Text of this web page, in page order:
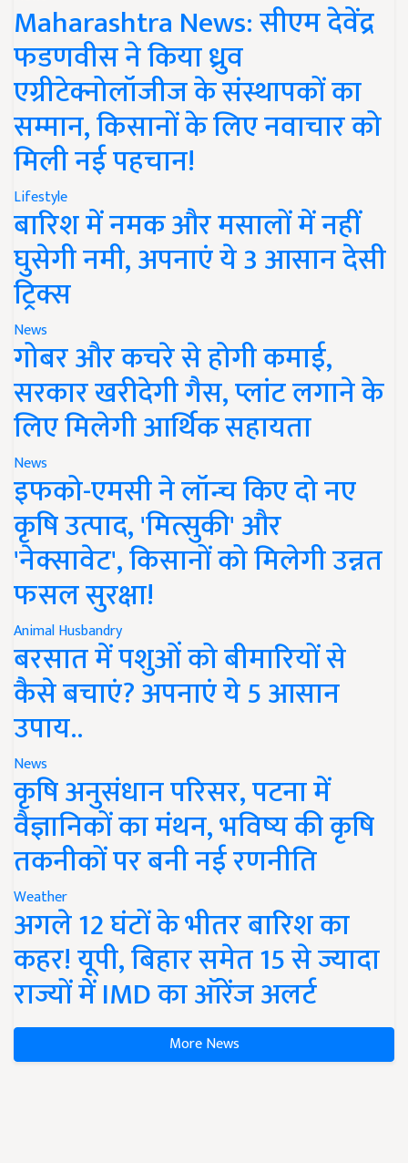
Maharashtra News: सीएम देवेंद्र
फडणवीस ने किया ध्रुव
एग्रीटेक्नोलॉजीज के संस्थापकों का
सम्मान, किसानों के लिए नवाचार को
मिली नई पहचान!
Lifestyle
बारिश में नमक और मसालों में नहीं
घुसेगी नमी, अपनाएं ये 3 आसान देसी
ट्रिक्स
News
गोबर और कचरे से होगी कमाई,
सरकार खरीदेगी गैस, प्लांट लगाने के
लिए मिलेगी आर्थिक सहायता
News
इफको-एमसी ने लॉन्च किए दो नए
कृषि उत्पाद, 'मित्सुकी' और
'नेक्सावेट', किसानों को मिलेगी उन्नत
फसल सुरक्षा!
Animal Husbandry
बरसात में पशुओं को बीमारियों से
कैसे बचाएं? अपनाएं ये 5 आसान
उपाय..
News
कृषि अनुसंधान परिसर, पटना में
वैज्ञानिकों का मंथन, भविष्य की कृषि
तकनीकों पर बनी नई रणनीति
Weather
अगले 12 घंटों के भीतर बारिश का
कहर! यूपी, बिहार समेत 15 से ज्यादा
राज्यों में IMD का ऑरेंज अलर्ट
More News